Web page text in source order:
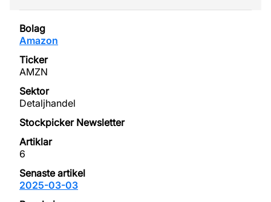
Amazon
AMZN
Detaljhandel
6
2025-03-03